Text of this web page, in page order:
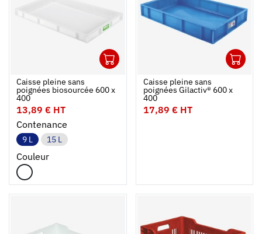
Caisse pleine sans
poignées biosourcée 600 x
400
13,89 € HT
Contenance
9 L 15 L
Couleur
Caisse pleine sans
poignées Gilactiv® 600 x
400
17,89 € HT